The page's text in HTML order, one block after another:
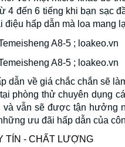
đến 6 tiếng khi bạn sạc
hấp dẫn mà loa mang
về giá chắc chắn sẽ
phòng thử chuyên dụng
vẫn sẽ được tận
ưu đãi hấp dẫn của
TÍN - CHẤT LƯỢNG